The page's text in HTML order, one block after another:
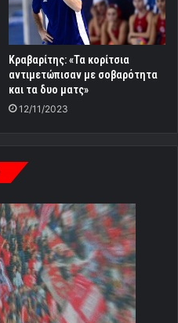
Κραβαρίτης: «Τα κορίτσια
αντιμετώπισαν με σοβαρότητα
και τα δυο ματς»
12/11/2023